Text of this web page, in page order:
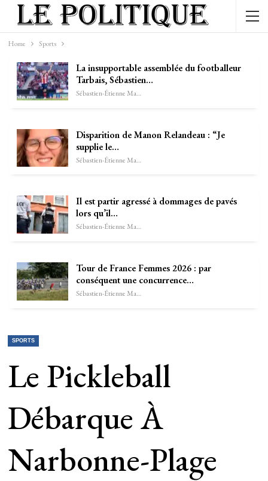
Home Sports
La insupportable assemblée du footballeur
Tarbais, Sébastien…
Sébastien-Étienne Marechal
Disparition de Manon Relandeau : “Je
supplie le…
Sébastien-Étienne Marechal
Il est partir agressé à dommages de pavés
lors qu’il…
Sébastien-Étienne Marechal
Tour de France Femmes 2026 : par
conséquent une concurrence…
Sébastien-Étienne Marechal
SPORTS
Le Pickleball
Débarque À
Narbonne-Plage